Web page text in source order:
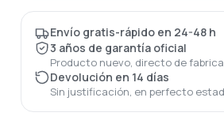
Envío gratis-rápido en 24-48 h
3 años de garantía oficial
Producto nuevo, directo de
Devolución en 14 días
Sin justificación, en perfecto